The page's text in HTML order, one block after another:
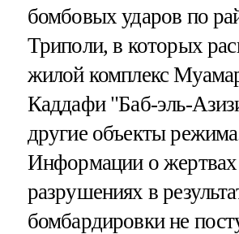
бомбовых ударов по
Триполи, в которых
жилой комплекс
Каддафи "Баб-эль-
другие объекты
Информации о
разрушениях в
бомбардировки не